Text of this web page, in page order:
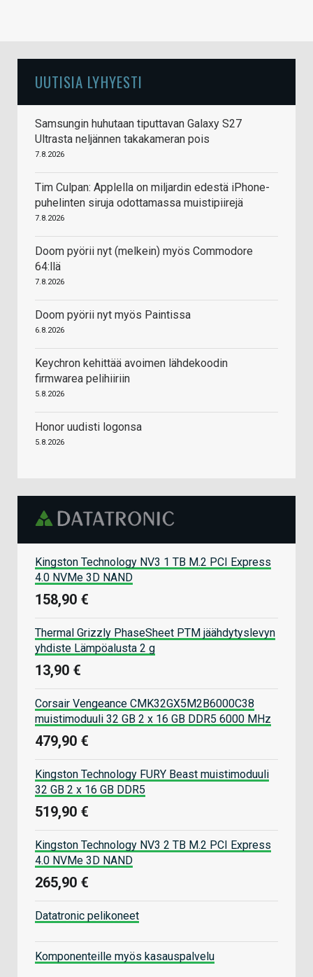
UUTISIA LYHYESTI
Samsungin huhutaan tiputtavan Galaxy S27
Ultrasta neljännen takakameran pois
7.8.2026
Tim Culpan: Applella on miljardin edestä iPhone-
puhelinten siruja odottamassa muistipiirejä
7.8.2026
Doom pyörii nyt (melkein) myös Commodore
64:llä
7.8.2026
Doom pyörii nyt myös Paintissa
6.8.2026
Keychron kehittää avoimen lähdekoodin
firmwarea pelihiiriin
5.8.2026
Honor uudisti logonsa
5.8.2026
Kingston Technology NV3 1 TB M.2 PCI Express
4.0 NVMe 3D NAND
158,90 €
Thermal Grizzly PhaseSheet PTM jäähdytyslevyn
yhdiste Lämpöalusta 2 g
13,90 €
Corsair Vengeance CMK32GX5M2B6000C38
muistimoduuli 32 GB 2 x 16 GB DDR5 6000 MHz
479,90 €
Kingston Technology FURY Beast muistimoduuli
32 GB 2 x 16 GB DDR5
519,90 €
Kingston Technology NV3 2 TB M.2 PCI Express
4.0 NVMe 3D NAND
265,90 €
Datatronic pelikoneet
Komponenteille myös kasauspalvelu